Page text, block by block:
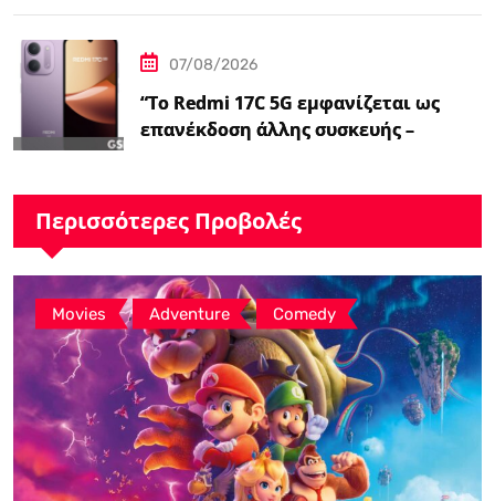
07/08/2026
“Το Redmi 17C 5G εμφανίζεται ως
επανέκδοση άλλης συσκευής –
Περισσότερες Προβολές
Movies , Adventure , Comedy